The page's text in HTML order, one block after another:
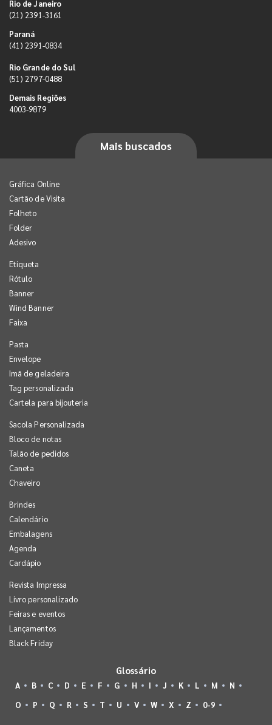
Rio de Janeiro
(21) 2391-3161
Paraná
(41) 2391-0834
Rio Grande do Sul
(51) 2797-0488
Demais Regiões
4003-9879
Mais buscados
Gráfica Online
Cartão de Visita
Folheto
Folder
Adesivo
Etiqueta
Rótulo
Banner
Wind Banner
Faixa
Pasta
Envelope
Imã de geladeira
Tag personalizada
Cartela para bijouteria
Sacola Personalizada
Bloco de notas
Talão de pedidos
Caneta
Chaveiro
Brindes
Calendário
Embalagens
Agenda
Cardápio
Revista Impressa
Livro personalizado
Feiras e eventos
Lançamentos
Black Friday
Glossário
A B C D E F G H I J K L M
N
O
P Q R S T U V W X Z 0-9